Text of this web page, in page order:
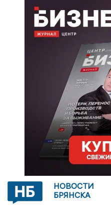
НОВОСТИ
БРЯНСКА